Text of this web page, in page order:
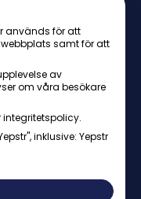
77 Johanneshov
används för att
samt för att
av
om våra besökare
inklusive: Yepstr